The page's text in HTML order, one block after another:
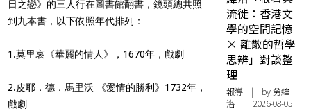
日之戀》的三人行在圖書館翻書，鏡頭總共照
到九本書，以下依照年代排列：
1.莫里哀《華麗的情人》，1670年，戲劇
2.皮耶．德．馬里沃 《愛情的勝利》1732年，
戲劇
流徙：香港文
學的空間記憶
× 離散的哲學
思辨」對談整
理
報導 | by 勞緯
洛 | 2026-08-05